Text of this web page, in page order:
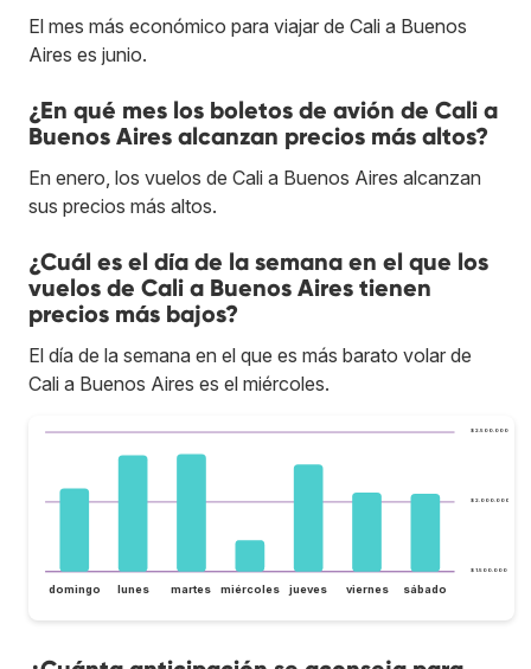
El mes más económico para viajar de Cali a Buenos
Aires es junio.
¿En qué mes los boletos de avión de Cali a
Buenos Aires alcanzan precios más altos?
En enero, los vuelos de Cali a Buenos Aires alcanzan
sus precios más altos.
¿Cuál es el día de la semana en el que los
vuelos de Cali a Buenos Aires tienen
precios más bajos?
El día de la semana en el que es más barato volar de
Cali a Buenos Aires es el miércoles.
$ 1.500.000
$ 2.000.000
$ 2.500.000
domingo lunes martes miércoles jueves viernes sábado